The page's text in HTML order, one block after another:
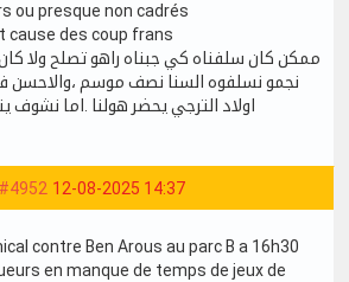
ou presque non cadrés
cause des coup frans
ممكن كان سلفناه كي جبناه راهو تصلح ولا
نجمو نسلفوه السنا نصف موسم ،والاحسن
اولاد الترجي يحضر هولنا .اما
#4952 12-08-2025 14:37
contre Ben Arous au parc B a 16h30
en manque de temps de jeux de